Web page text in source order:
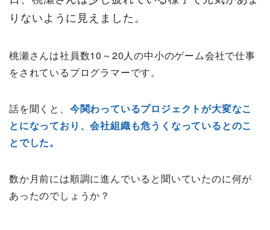
りないように見えました。
桃瀬さんは社員数10～20人の中小のゲーム会社で仕事
をされているプログラマーです。
話を聞くと、 今関わっているプロジェクトが大変なこ
とになっており、会社組織も危うくなっているとのこ
とでした。
数か月前には順調に進んでいると聞いていたのに何が
あったのでしょうか？